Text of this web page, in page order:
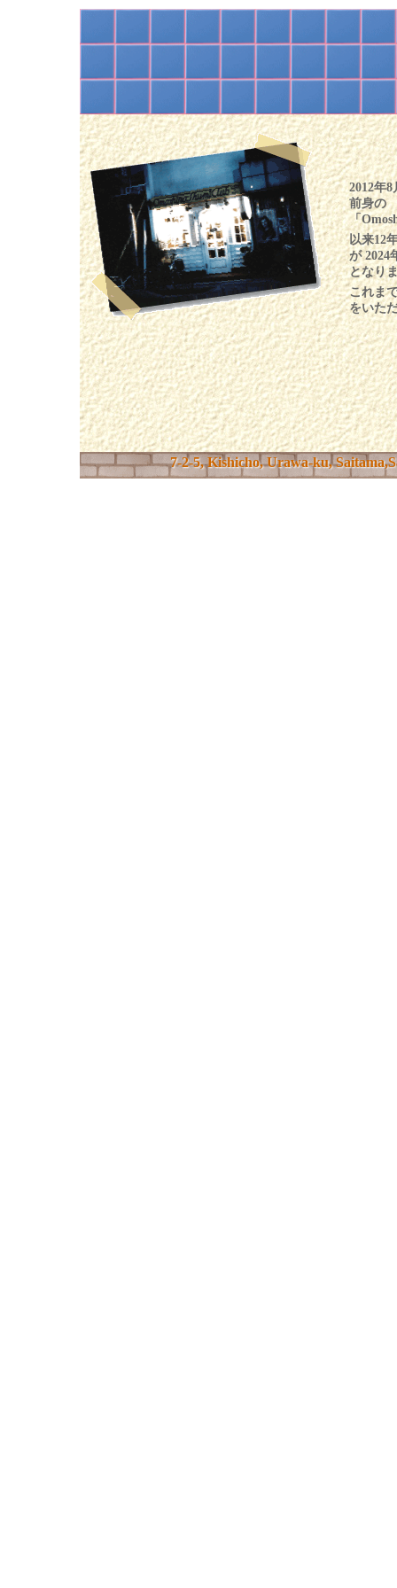
2012年8
前身の
「
以来12
が 2024
となり
これま
をいた
あ
7-2-5, Kishicho, Urawa-ku,